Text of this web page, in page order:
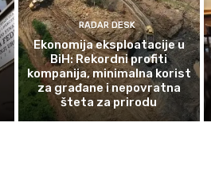
RADAR DESK
Ekonomija eksploatacije u
BiH: Rekordni profiti
kompanija, minimalna korist
za građane i nepovratna
šteta za prirodu